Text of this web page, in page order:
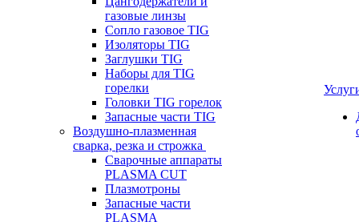
газовые линзы
Сопло газовое TIG
Изоляторы TIG
Заглушки TIG
Наборы для TIG
горелки
Головки TIG горелок
Запасные части TIG
Воздушно-плазменная
сварка, резка и строжка
Сварочные аппараты
PLASMA CUT
Плазмотроны
Запасные части
PLASMA